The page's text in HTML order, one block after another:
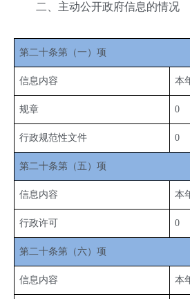
二、主动公开政府信息的情况
第二十条第（一）项
信息内容 本
规章 0
行政规范性文件 0
第二十条第（五）项
信息内容 本
行政许可 0
第二十条第（六）项
信息内容 本